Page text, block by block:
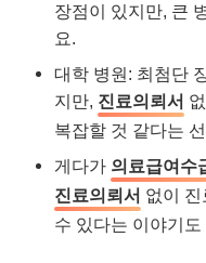
장점이 있지만, 큰
요.
대학 병원: 최첨단
지만, 진료의뢰서
복잡할 것 같다는
게다가 의료급여수
진료의뢰서 없이
수 있다는 이야기도